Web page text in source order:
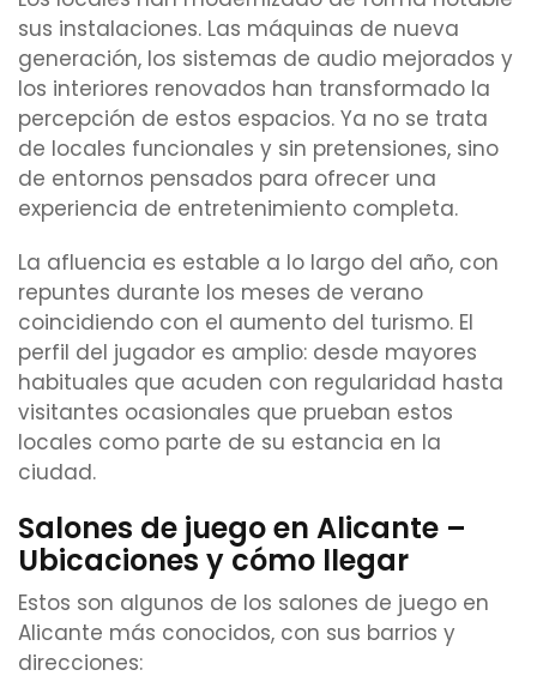
sus instalaciones. Las máquinas de nueva
generación, los sistemas de audio mejorados y
los interiores renovados han transformado la
percepción de estos espacios. Ya no se trata
de locales funcionales y sin pretensiones, sino
de entornos pensados para ofrecer una
experiencia de entretenimiento completa.
La afluencia es estable a lo largo del año, con
repuntes durante los meses de verano
coincidiendo con el aumento del turismo. El
perfil del jugador es amplio: desde mayores
habituales que acuden con regularidad hasta
visitantes ocasionales que prueban estos
locales como parte de su estancia en la
ciudad.
Salones de juego en Alicante –
Ubicaciones y cómo llegar
Estos son algunos de los salones de juego en
Alicante más conocidos, con sus barrios y
direcciones: